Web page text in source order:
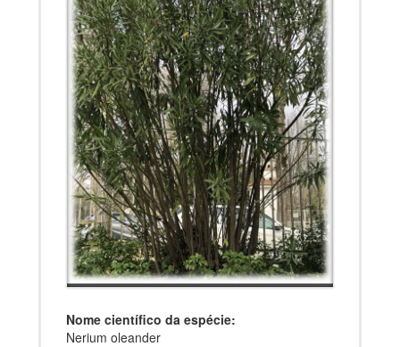
Nome científico da espécie:
Nerium oleander